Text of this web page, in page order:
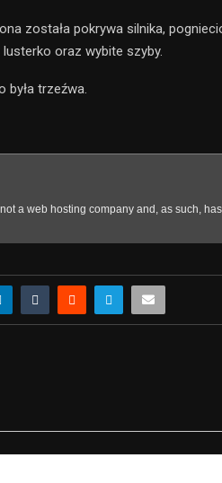
została pokrywa silnika,
oraz wybite szyby.
była trzeźwa.